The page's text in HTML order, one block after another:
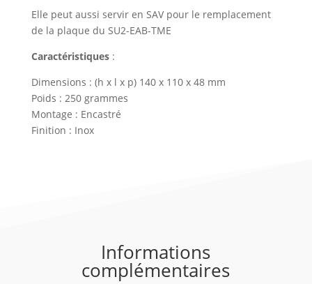
Elle peut aussi servir en SAV pour le remplacement
de la plaque du SU2-EAB-TME
Caractéristiques:
Dimensions : (h x l x p) 140 x 110 x 48 mm
Poids : 250 grammes
Montage : Encastré
Finition : Inox
Informations
complémentaires